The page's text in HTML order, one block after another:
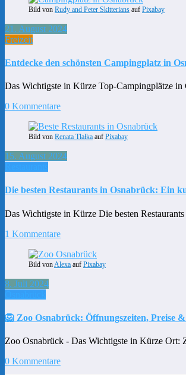
Bild von Rudy and Peter Skitterians auf Pixabay
21. August 2024
Freizeit
Entdecke den schönsten Campingplatz in
Das Wichtigste in Kürze Top-Campingplätze
0 Kommentare
Bild von Renata Tlałka auf Pixabay
15. August 2024
Die besten Restaurants in Osnabrück: Ein
Das Wichtigste in Kürze Die besten
1 Kommentare
Bild von Alexa auf Pixabay
8. Juli 2024
🦁 Zoo Osnabrück: Öffnungszeiten, Preise
Zoo Osnabrück - Das Wichtigste in Kürze
0 Kommentare